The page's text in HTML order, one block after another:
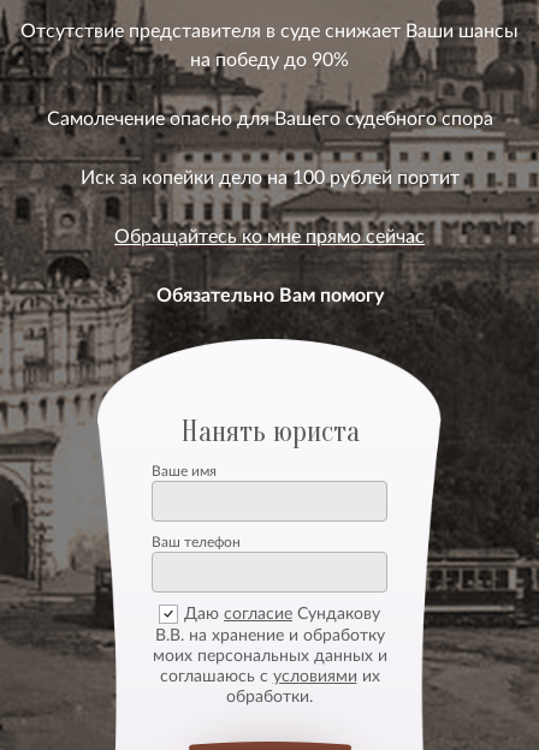
Отсутствие представителя в суде снижает Ваши шансы
на победу до 90%
Самолечение опасно для Вашего судебного спора
Иск за копейки дело на 100 рублей портит
Обращайтесь ко мне прямо сейчас
Обязательно Вам помогу
Нанять юриста
Ваше имя
Ваш телефон
Даю согласие Сундакову
В.В. на хранение и обработку
моих персональных данных и
соглашаюсь с условиями их
обработки.